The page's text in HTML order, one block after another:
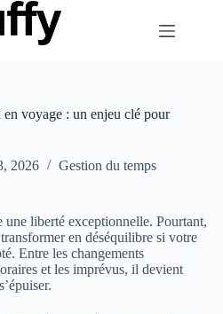
voyage : un enjeu clé pour
2026 Gestion du temps
liberté exceptionnelle. Pourtant,
en déséquilibre si votre
Entre les changements
et les imprévus, il devient